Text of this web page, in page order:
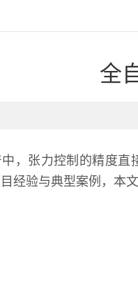
全
，张力控制的精度直
经验与典型案例，本